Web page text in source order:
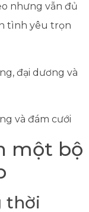
nhưng vẫn đủ
tình yêu trọn
một bộ
thời